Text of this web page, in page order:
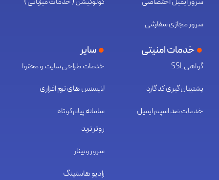
سرور مجازی سفارشی
خدمات امنیتی
گواهی SSL
پشتیبان گیری کد گارد
خدمات ضد اسپم ایمیل
سایر
خدمات طراحی سایت و محتوا
لایسنس های نرم افزاری
سامانه پیام کوتاه
روتر ترید
سرور وبینار
رادیو هاستینگ